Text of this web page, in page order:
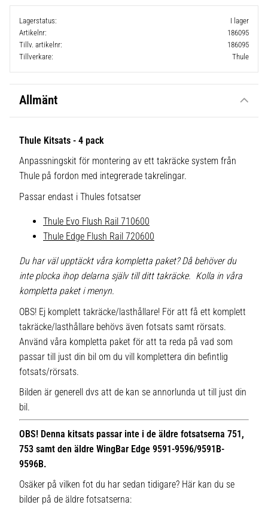
Lagerstatus
I lager
Artikelnr
186095
Tillv. artikelnr
186095
Tillverkare
Thule
Allmänt
Thule Kitsats - 4 pack
Anpassningskit för montering av ett takräcke system från
Thule på fordon med integrerade takrelingar.
Passar endast i Thules fotsatser
Thule Evo Flush Rail 710600
Thule Edge Flush Rail 720600
Du har väl upptäckt våra kompletta paket? Då behöver du
inte plocka ihop delarna själv till ditt takräcke. Kolla in våra
kompletta paket i menyn.
OBS! Ej komplett takräcke/lasthållare! För att få ett komplett
takräcke/lasthållare behövs även fotsats samt rörsats.
Använd våra kompletta paket för att ta reda på vad som
passar till just din bil om du vill komplettera din befintlig
fotsats/rörsats.
Bilden är generell dvs att de kan se annorlunda ut till just din
bil.
OBS! Denna kitsats passar inte i de äldre fotsatserna 751,
753 samt den äldre WingBar Edge 9591-9596/9591B-
9596B.
Osäker på vilken fot du har sedan tidigare? Här kan du se
bilder på de äldre fotsatserna: